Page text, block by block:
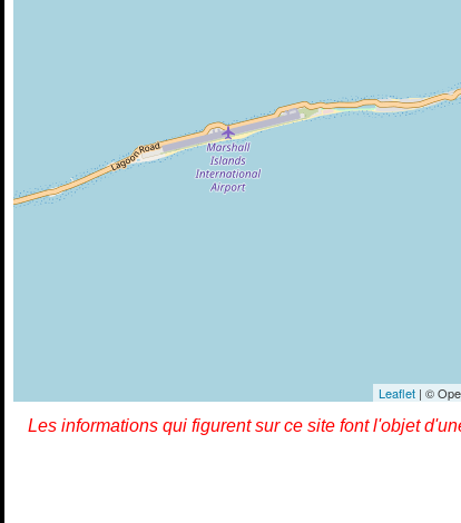
Leaflet | ©
Les informations qui figurent sur ce site font l'objet